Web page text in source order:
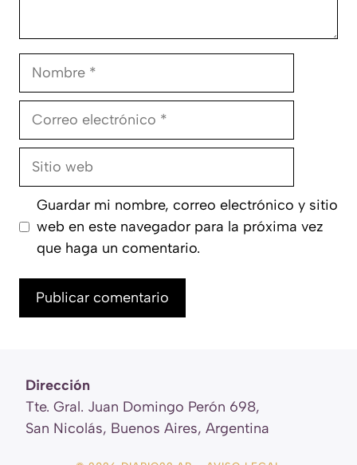
Nombre
Correo
Sitio
Guardar mi nombre, correo electrónico y sitio
web en este navegador para la próxima vez
que haga un comentario.
Dirección
Tte. Gral. Juan Domingo Perón 698,
San Nicolás, Buenos Aires, Argentina